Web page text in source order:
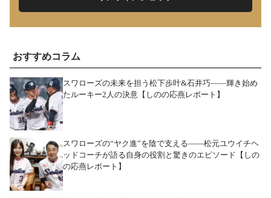
おすすめコラム
スワローズの未来を担う松下歩叶&石井巧――輝き始め
たルーキー2人の決意【しのの応燕レポート】
スワローズの“ヤク進”を陰で支える――松元ユウイチヘ
ッドコーチが語る自身の役割と驚きのエピソード【しの
の応燕レポート】